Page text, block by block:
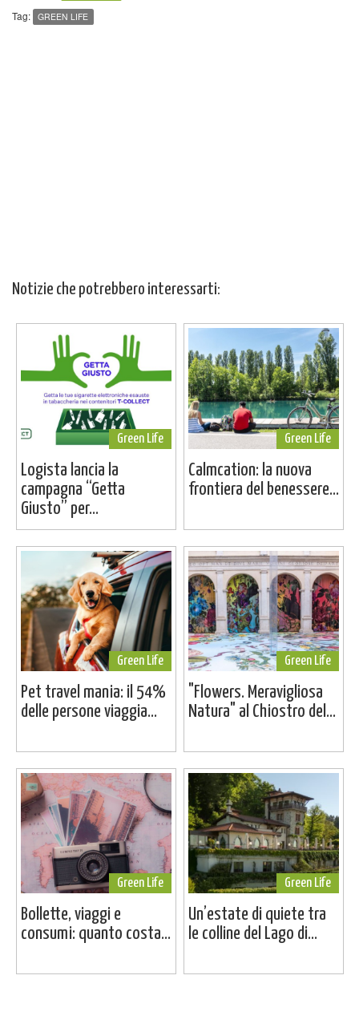
Tag: GREEN LIFE
Notizie che potrebbero interessarti:
Green Life
Logista lancia la
campagna “Getta
Giusto” per...
Green Life
Calmcation: la nuova
frontiera del benessere...
Green Life
Pet travel mania: il 54%
delle persone viaggia...
Green Life
"Flowers. Meravigliosa
Natura" al Chiostro del...
Green Life
Bollette, viaggi e
consumi: quanto costa...
Green Life
Un’estate di quiete tra
le colline del Lago di...